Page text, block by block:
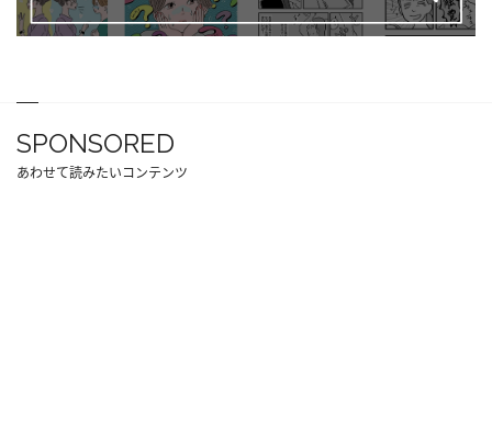
SPONSORED
あわせて読みたいコンテンツ